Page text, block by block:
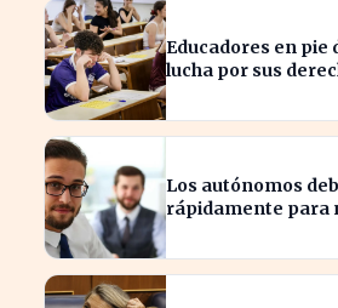
Educadores en pie
lucha por sus
Los autónomos
rápidamente para